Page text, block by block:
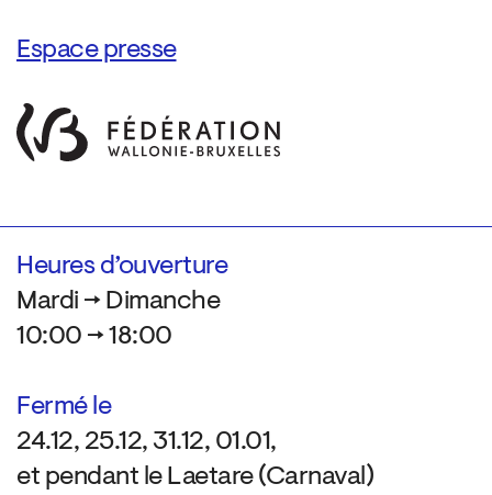
Espace presse
Heures d’ouverture
Mardi → Dimanche
10:00 → 18:00
Fermé le
24.12, 25.12, 31.12, 01.01,
et pendant le Laetare (Carnaval)